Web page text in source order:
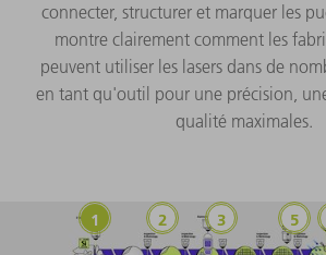
connecter, structurer et marquer les
montre clairement comment les
peuvent utiliser les lasers dans de
en tant qu'outil pour une précision,
qualité maximales.
Découpe de lingot (Ingot
Inspection et
Exposition